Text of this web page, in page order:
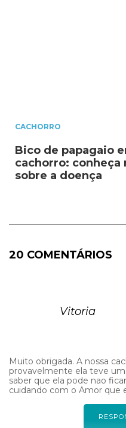
CACHORRO
Bico de papagaio
cachorro: conheça
sobre a doença
20 COMENTÁRIOS
Vitoria
Muito obrigada. A nossa
provavelmente ela teve um
saber que ela pode nao
cuidando com o Amor que